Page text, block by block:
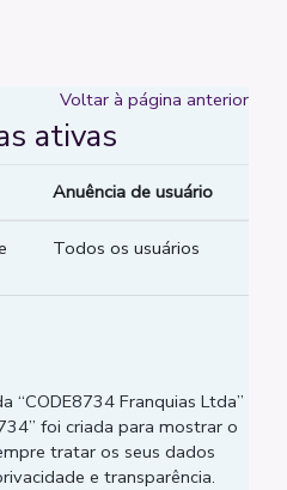
Voltar à página anterior
ativas
Anuência de usuário
Todos os usuários
“CODE8734 Franquias Ltda”
foi criada para mostrar o
tratar os seus dados
e transparência.